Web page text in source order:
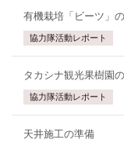
有機栽培「ビーツ」
協力隊活動レポート
タカシナ観光果樹園
協力隊活動レポート
天井施工の準備